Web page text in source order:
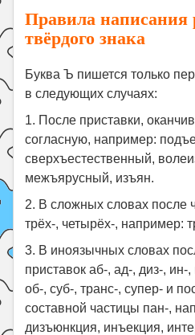
Правила написания
твёрдого знака
Буква Ъ пишется только
в следующих случаях:
1. После приставки,
согласную, например:
сверхъестественный,
межъярусный, изъян.
2. В сложных словах после
трёх-, четырёх-, например:
3. В иноязычных словах
приставок аб-, ад-, диз-, ин-,
об-, суб-, транс-, супер- и
составной частицы пан-,
дизъюнкция, инъекция,